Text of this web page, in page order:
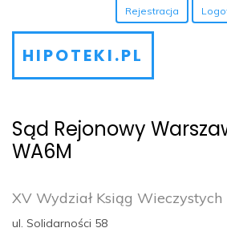
Rejestracja
HIPOTEKI.PL
Sąd Rejonowy
WA6M
XV Wydział Ksiąg Wieczystych
ul. Solidarności 58